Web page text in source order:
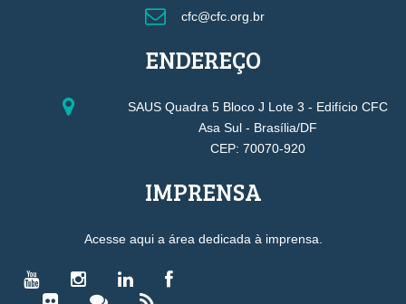
cfc@cfc.org.br
ENDEREÇO
SAUS Quadra 5 Bloco J Lote 3 - Edifício CFC
Asa Sul - Brasília/DF
CEP: 70070-920
IMPRENSA
Acesse aqui a área dedicada à imprensa.